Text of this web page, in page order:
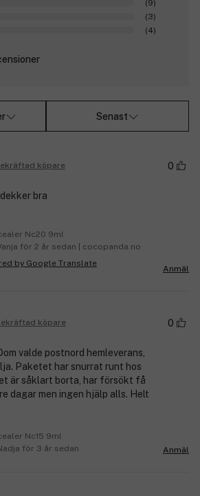
(9)
(3)
(4)
Senast
köpare 0
bra
Nc20 9ml
för 2 år sedan | cocopanda.no
Anmäl
köpare 0
valde postnord hemleverans,
Paketet har snurrat runt hos
är såklart borta, har försökt få
dagar men ingen hjälp alls. Helt
Nc15 9ml
för 3 år sedan
Anmäl